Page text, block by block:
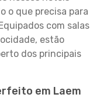
o que precisa para
com salas
estão
dos principais
em Laem